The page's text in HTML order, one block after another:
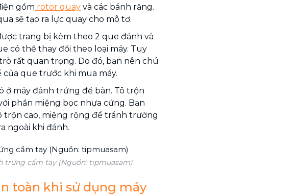
gồm rotor quay và các bánh răng.
sẽ tạo ra lực quay cho mô tơ.
trang bị kèm theo 2 que đánh và
có thể thay đổi theo loại máy. Tuy
rất quan trọng. Do đó, bạn nên chú
que trước khi mua máy.
ở máy đánh trứng để bàn. Tô trộn
phần miệng bọc nhựa cứng. Bạn
trộn cao, miệng rộng để tránh trường
ngoài khi đánh.
trứng cầm tay (Nguồn: tipmuasam)
toàn khi sử dụng máy